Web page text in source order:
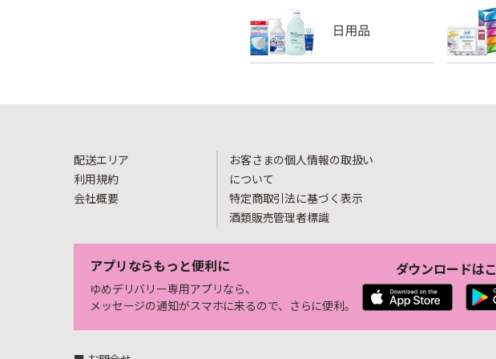
配送エリア
利用規約
会社概要
お客さまの個人情報の取扱い
について
特定商取引法に基づく表示
酒類販売管理者標識
アプリならもっと便利に
ゆめデリバリー専用アプリなら、
メッセージの通知がスマホに来るので、さらに便利。
ダウンロードは